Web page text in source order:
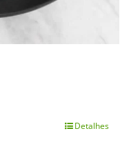
Detalhes